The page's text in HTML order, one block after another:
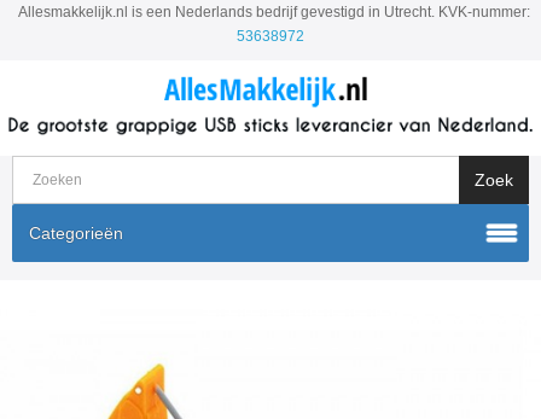
Allesmakkelijk.nl is een Nederlands bedrijf gevestigd in Utrecht. KVK-nummer:
53638972
Categorieën